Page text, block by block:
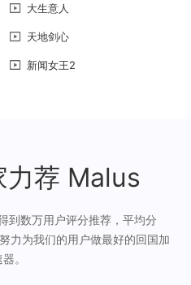
大生意人
天地剑心
新闻女王2
力荐 Malus
到数万用户评分推荐，平均分
力为我们的用户做最好的回国加
。